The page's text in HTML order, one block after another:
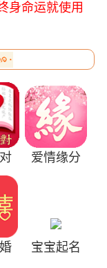
身命运就使用
爱情缘分
宝宝起名